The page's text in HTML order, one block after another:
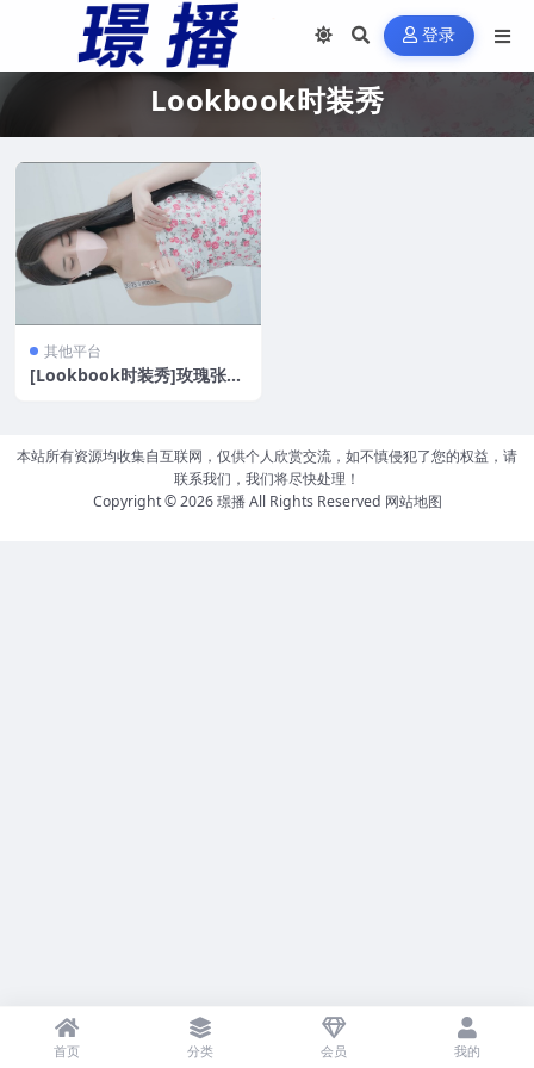
登录
Lookbook时装秀
其他平台
[Lookbook时装秀]玫瑰张美
本站所有资源均收集自互联网，仅供个人欣赏交流，如不慎侵犯了您的权益，请
联系我们，我们将尽快处理！
Copyright © 2026璟播All Rights Reserved 网站地图
首页 分类 会员 我的